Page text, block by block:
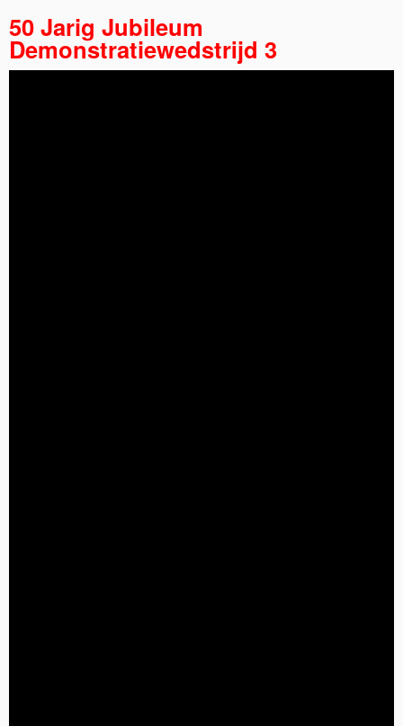
50 Jarig Jubileum
Demonstratiewedstrijd 3